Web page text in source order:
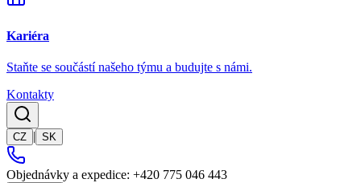
Kariéra
Staňte se součástí našeho týmu a budujte s námi.
Kontakty
CZ | SK
Objednávky a expedice: +420 775 046 443